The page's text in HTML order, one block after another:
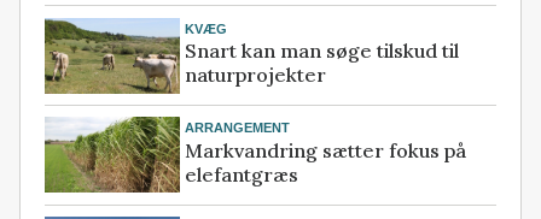
KVÆG
Snart kan man søge tilskud til
naturprojekter
ARRANGEMENT
Markvandring sætter fokus på
elefantgræs